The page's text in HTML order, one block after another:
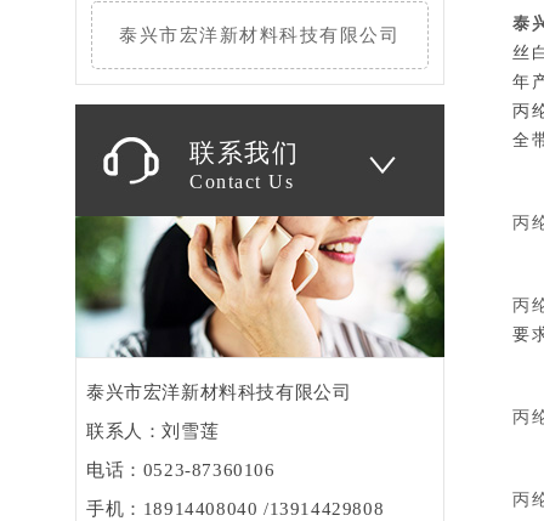
泰兴市宏洋新材料科技有限公司
联系我们
Contact Us
泰兴市宏洋新材料科技有限公司
联系人：刘雪莲
电话：0523-87360106
手机：18914408040 /13914429808
泰
丝
年
丙
全
丙
丙
要
丙
丙